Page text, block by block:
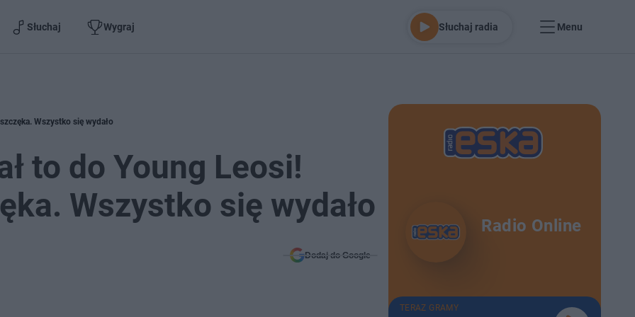
Słuchaj Wygraj Słuchaj radia Menu
Wszystko się wydało
to do Young Leosi!
Wszystko się wydało
Dodaj do Google
Radio Online
TERAZ GRAMY